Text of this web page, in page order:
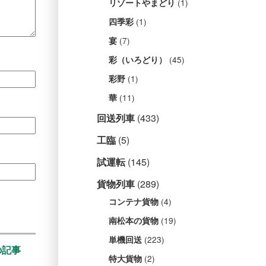
事
リゾートやまどり (1)
四季彩 (1)
宴 (7)
彩（いろどり） (45)
彩野 (1)
華 (11)
回送列車 (433)
工臨 (5)
試運転(145)
貨物列車 (289)
コンテナ貨物 (4)
南松本の貨物 (19)
単機回送 (223)
特大貨物 (2)